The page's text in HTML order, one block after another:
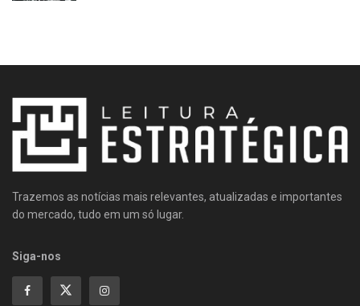
Trazemos as notícias mais relevantes, atualizadas e importantes
do mercado, tudo em um só lugar.
Siga-nos